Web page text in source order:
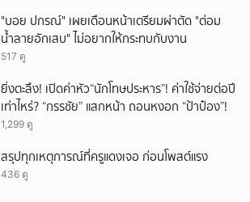
"บอย ปกรณ์" เผยเดือนหน้าเตรียมผ่าตัด "ต่อม
น้ำลายอักเสบ" ไม่อยากให้กระทบกับงาน
517 ดู
ยิ่งตะลึง! เปิดค่าหัว“นักโทษประหาร”! ค่าใช้จ่ายต่อปี
เท่าไหร่? “กรรชัย” แสกหน้า ถอนหงอก “ป้าป๋อง”!
1,299 ดู
สรุปทุกเหตุการณ์ที่ครูแดงเจอ ก่อนโพสต์แรง
436 ดู